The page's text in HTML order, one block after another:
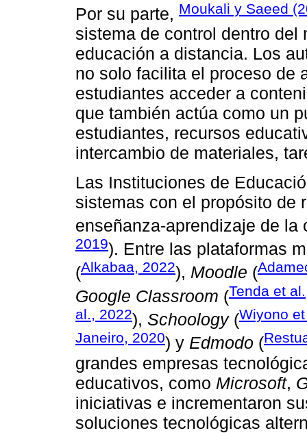
Por su parte, Moukali y Saeed
sistema de control dentro
educación a distancia. Los
no solo facilita el proceso de
estudiantes acceder a
que también actúa como un
estudiantes, recursos
intercambio de materiales,
Las Instituciones de
sistemas con el propósito de
enseñanza-aprendizaje de la
2019). Entre las plataformas
(Alkabaa, 2022), Moodle (
Google Classroom (Tenda et
al., 2022), Schoology(Wiyono
Janeiro, 2020) y Edmodo (
grandes empresas
educativos, como Microsoft,
iniciativas e incrementaron
soluciones tecnológicas